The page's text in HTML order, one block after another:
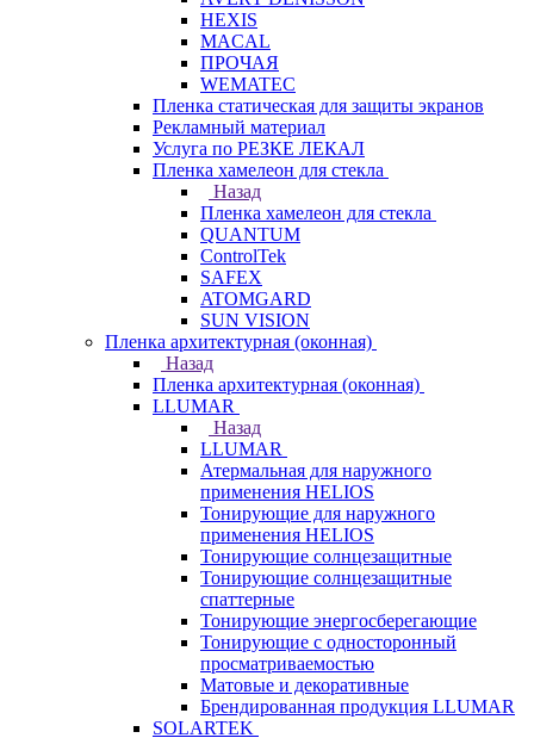
HEXIS
MACAL
ПРОЧАЯ
WEMATEC
Пленка статическая для защиты экранов
Рекламный материал
Услуга по РЕЗКЕ ЛЕКАЛ
Пленка хамелеон для стекла
Назад
Пленка хамелеон для стекла
QUANTUM
ControlTek
SAFEX
ATOMGARD
SUN VISION
Пленка архитектурная (оконная)
Назад
Пленка архитектурная (оконная)
LLUMAR
Назад
LLUMAR
Атермальная для наружного
применения HELIOS
Тонирующие для наружного
применения HELIOS
Тонирующие солнцезащитные
Тонирующие солнцезащитные
спаттерные
Тонирующие энергосберегающие
Тонирующие с односторонный
просматриваемостью
Матовые и декоративные
Брендированная продукция LLUMAR
SOLARTEK